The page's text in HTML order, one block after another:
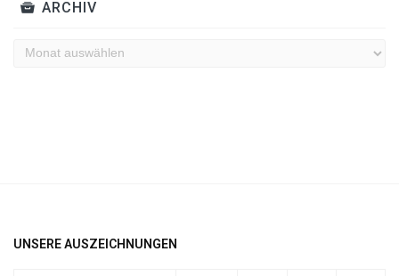
ARCHIV
Archiv
UNSERE AUSZEICHNUNGEN